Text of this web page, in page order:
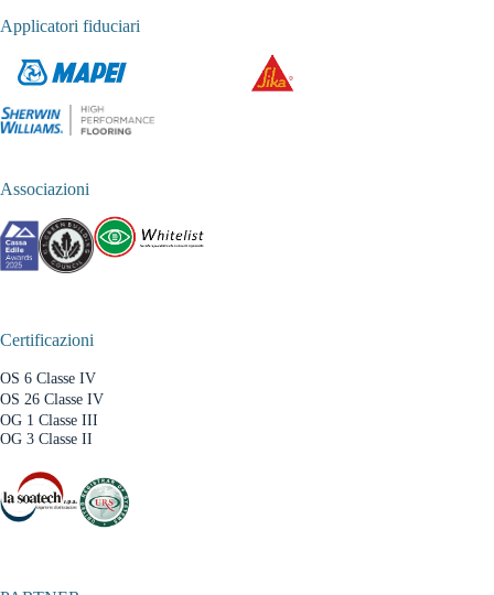
Applicatori fiduciari
Associazioni
Certificazioni
OS 6 Classe IV
OS 26 Classe IV
OG 1 Classe III
OG 3 Classe II